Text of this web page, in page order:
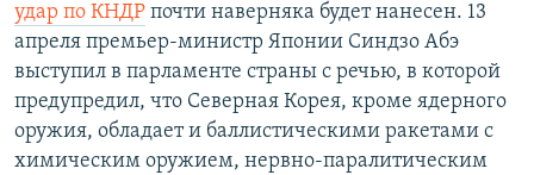
удар по КНДР почти наверняка будет нанесен. 13
апреля премьер-министр Японии Синдзо Абэ
выступил в парламенте страны с речью, в которой
предупредил, что Северная Корея, кроме ядерного
оружия, обладает и баллистическими ракетами с
химическим оружием, нервно-паралитическим